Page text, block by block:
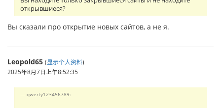
открывшиеся?
Вы сказали про открытие новых сайтов, а не я.
Leopold65 (显示个人资料)
2025年8月7日上午8:52:35
qwerty123456789: